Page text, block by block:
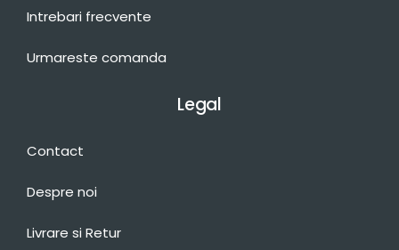
Intrebari frecvente
Urmareste comanda
Legal
Contact
Despre noi
Livrare si Retur